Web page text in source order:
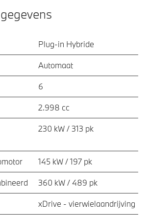
Plug-in Hybride
Automaat
6
2.998 cc
230 kW / 313 pk
145 kW / 197 pk
360 kW / 489 pk
xDrive - vierwielaandrijving